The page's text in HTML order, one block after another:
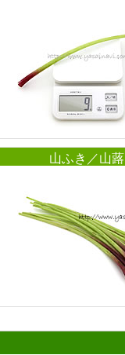
山ふき／山蕗